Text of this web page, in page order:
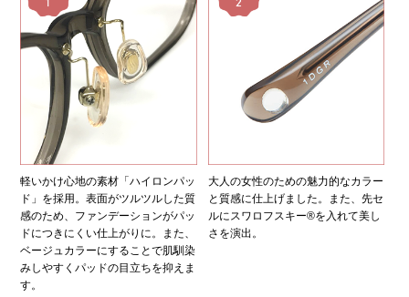
軽いかけ心地の素材「ハイロンパッ
ド」を採用。表面がツルツルした質
感のため、ファンデーションがパッ
ドにつきにくい仕上がりに。また、
ベージュカラーにすることで肌馴染
みしやすくパッドの目立ちを抑えま
す。
大人の女性のための魅力的なカラー
と質感に仕上げました。また、先セ
ルにスワロフスキー®を入れて美し
さを演出。